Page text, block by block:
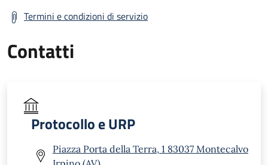
Termini e condizioni di servizio
Contatti
Protocollo e URP
Piazza Porta della Terra, 1 83037 Montecalvo